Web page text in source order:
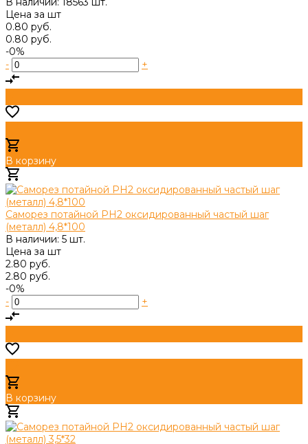
Цена за шт
0.80 руб.
0.80 руб.
-0%
-
+
В корзину
Саморез потайной PH2 оксидированный частый шаг
(металл) 4,8*100
В наличии: 5 шт.
Цена за шт
2.80 руб.
2.80 руб.
-0%
-
+
В корзину